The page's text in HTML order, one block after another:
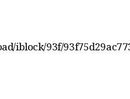
iblock/93f/